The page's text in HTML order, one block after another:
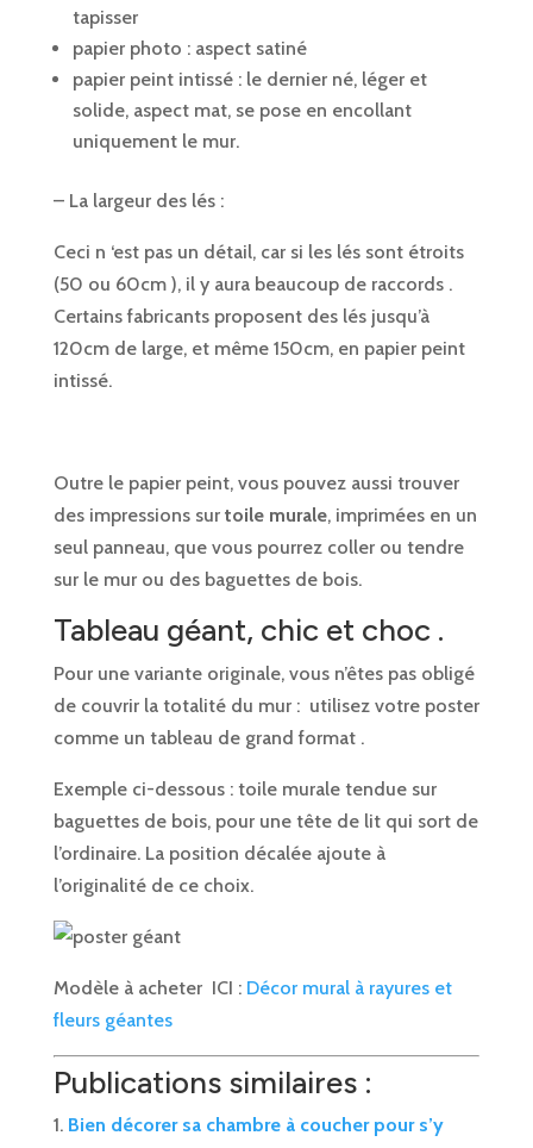
tapisser
papier photo : aspect satiné
papier peint intissé : le dernier né, léger et
solide, aspect mat, se pose en encollant
uniquement le mur.
– La largeur des lés :
Ceci n ‘est pas un détail, car si les lés sont étroits
(50 ou 60cm ), il y aura beaucoup de raccords .
Certains fabricants proposent des lés jusqu’à
120cm de large, et même 150cm, en papier peint
intissé.
Outre le papier peint, vous pouvez aussi trouver
des impressions sur toile murale, imprimées en un
seul panneau, que vous pourrez coller ou tendre
sur le mur ou des baguettes de bois.
Tableau géant, chic et choc .
Pour une variante originale, vous n’êtes pas obligé
de couvrir la totalité du mur : utilisez votre poster
comme un tableau de grand format .
Exemple ci-dessous : toile murale tendue sur
baguettes de bois, pour une tête de lit qui sort de
l’ordinaire. La position décalée ajoute à
l’originalité de ce choix.
Modèle à acheter ICI : Décor mural à rayures et
fleurs géantes
Publications similaires :
Bien décorer sa chambre à coucher pour s’y